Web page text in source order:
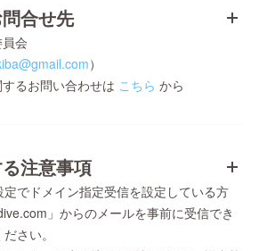
合せ先
会
）
るお問い合わせは こちら から
注意事項
でドメイン指定受信を設定している方
」からのメールを事前に受信でき
さい。